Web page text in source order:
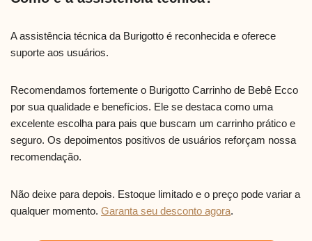
A assistência técnica da Burigotto é reconhecida e oferece
suporte aos usuários.
Recomendamos fortemente o Burigotto Carrinho de Bebê Ecco
por sua qualidade e benefícios. Ele se destaca como uma
excelente escolha para pais que buscam um carrinho prático e
seguro. Os depoimentos positivos de usuários reforçam nossa
recomendação.
Não deixe para depois. Estoque limitado e o preço pode variar a
qualquer momento. Garanta seu desconto agora.